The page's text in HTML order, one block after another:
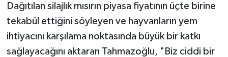
Dağıtılan silajlık mısırın piyasa fiyatının üçte birine
tekabül ettiğini söyleyen ve hayvanların yem
ihtiyacını karşılama noktasında büyük bir katkı
sağlayacağını aktaran Tahmazoğlu, "Biz ciddi bir